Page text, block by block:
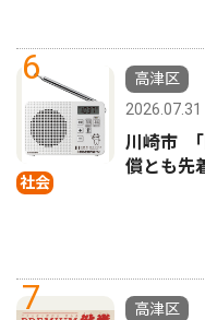
6
社会
高津区
2026.07.31
川崎市 ｢
償とも先
7
高津区